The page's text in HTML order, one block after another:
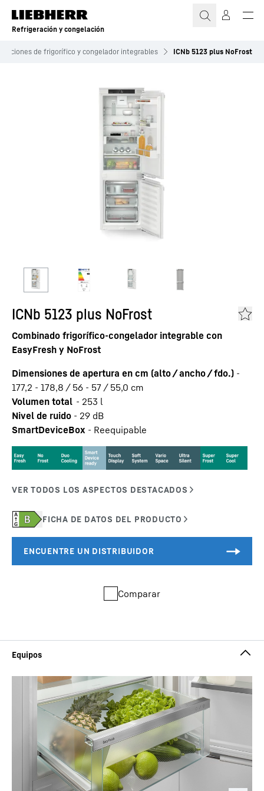
Refrigeración y congelación
de frigorífico y congelador integrables ICNb 5123 plus NoFrost
ICNb 5123 plus NoFrost
Combinado frigorífico-congelador integrable con
EasyFresh y NoFrost
Dimensiones de apertura en cm (alto / ancho / fdo.) -
177,2 - 178,8 / 56 - 57 / 55,0 cm
Volumen total - 253 l
Nivel de ruido - 29 dB
SmartDeviceBox - Reequipable
Comparar